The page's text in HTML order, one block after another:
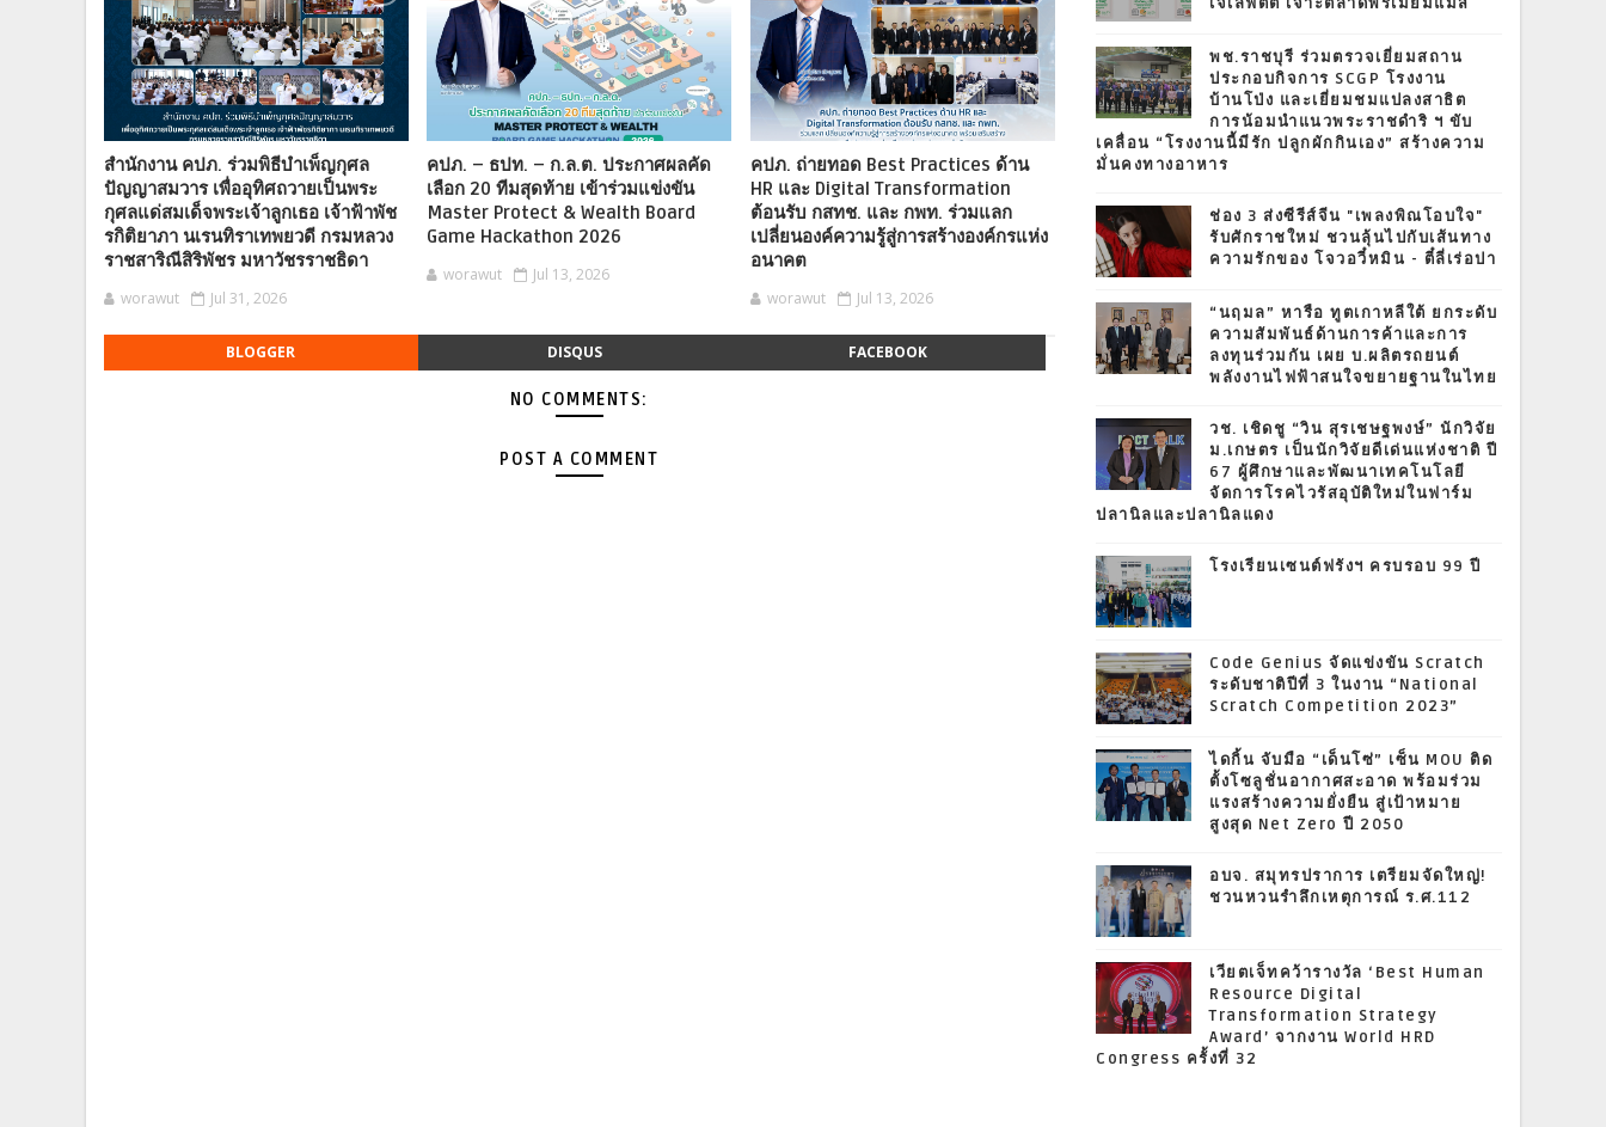
สำนักงาน คปภ. ร่วมพิธีบำเพ็ญกุศล
ปัญญาสมวาร เพื่ออุทิศถวายเป็นพระ
กุศลแด่สมเด็จพระเจ้าลูกเธอ เจ้าฟ้าพัช
รกิติยาภา นเรนทิราเทพยวดี กรมหลวง
ราชสาริณีสิริพัชร มหาวัชรราชธิดา
worawut Jul 31, 2026
คปภ. – ธปท. – ก.ล.ต. ประกาศผลคัด
เลือก 20 ทีมสุดท้าย เข้าร่วมแข่งขัน
Master Protect & Wealth Board
Game Hackathon 2026
worawut Jul 13, 2026
คปภ. ถ่ายทอด Best Practices ด้าน
HR และ Digital Transformation
ต้อนรับ กสทช. และ กพท. ร่วมแลก
เปลี่ยนองค์ความรู้สู่การสร้างองค์กรแห่ง
อนาคต
worawut Jul 13, 2026
BLOGGER DISQUS FACEBOOK
NO COMMENTS:
POST A COMMENT
เจเล่ฟิตต์ เจาะตลาดพรีเมียมแมส
พช.ราชบุรี ร่วมตรวจเยี่ยมสถาน
ประกอบกิจการ SCGP โรงงาน
บ้านโป่ง และเยี่ยมชมแปลงสาธิต
การน้อมนำแนวพระราชดำริ ฯ ขับ
เคลื่อน “โรงงานนี้มีรัก ปลูกผักกินเอง” สร้างความ
มั่นคงทางอาหาร
ช่อง 3 ส่งซีรีส์จีน "เพลงพิณโอบใจ"
รับศักราชใหม่ ชวนลุ้นไปกับเส้นทาง
ความรักของ โจวอวี๋หมิน - ตี๋ลี่เร่อปา
“นฤมล” หารือ ทูตเกาหลีใต้ ยกระดับ
ความสัมพันธ์ด้านการค้าและการ
ลงทุนร่วมกัน เผย บ.ผลิตรถยนต์
พลังงานไฟฟ้าสนใจขยายฐานในไทย
วช. เชิดชู “วิน สุรเชษฐพงษ์” นักวิจัย
ม.เกษตร เป็นนักวิจัยดีเด่นแห่งชาติ ปี
67 ผู้ศึกษาและพัฒนาเทคโนโลยี
จัดการโรคไวรัสอุบัติใหม่ในฟาร์ม
ปลานิลและปลานิลแดง
โรงเรียนเซนต์ฟรังฯ ครบรอบ 99 ปี
Code Genius จัดแข่งขัน Scratch
ระดับชาติปีที่ 3 ในงาน “National
Scratch Competition 2023”
ไดกิ้น จับมือ “เด็นโซ่” เซ็น MOU ติด
ตั้งโซลูชั่นอากาศสะอาด พร้อมร่วม
แรงสร้างความยั่งยืน สู่เป้าหมาย
สูงสุด Net Zero ปี 2050
อบจ. สมุทรปราการ เตรียมจัดใหญ่!
ชวนหวนรำลึกเหตุการณ์ ร.ศ.112
เวียตเจ็ทคว้ารางวัล ‘Best Human
Resource Digital
Transformation Strategy
Award’ จากงาน World HRD
Congress ครั้งที่ 32